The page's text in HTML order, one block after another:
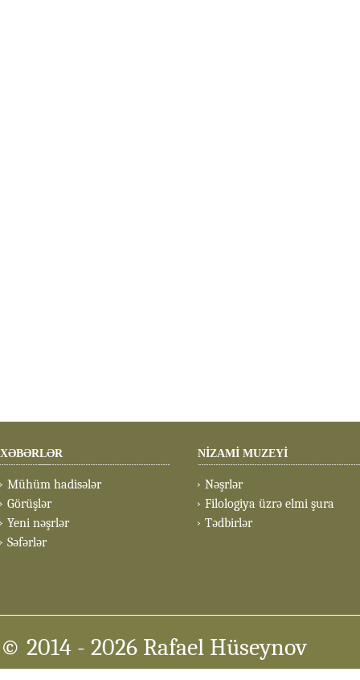
XƏBƏRLƏR
Mühüm hadisələr
Görüşlər
Yeni nəşrlər
Səfərlər
NİZAMİ MUZEYİ
Nəşrlər
Filologiya üzrə elmi şura
Tədbirlər
© 2014 - 2026 Rafael Hüseynov